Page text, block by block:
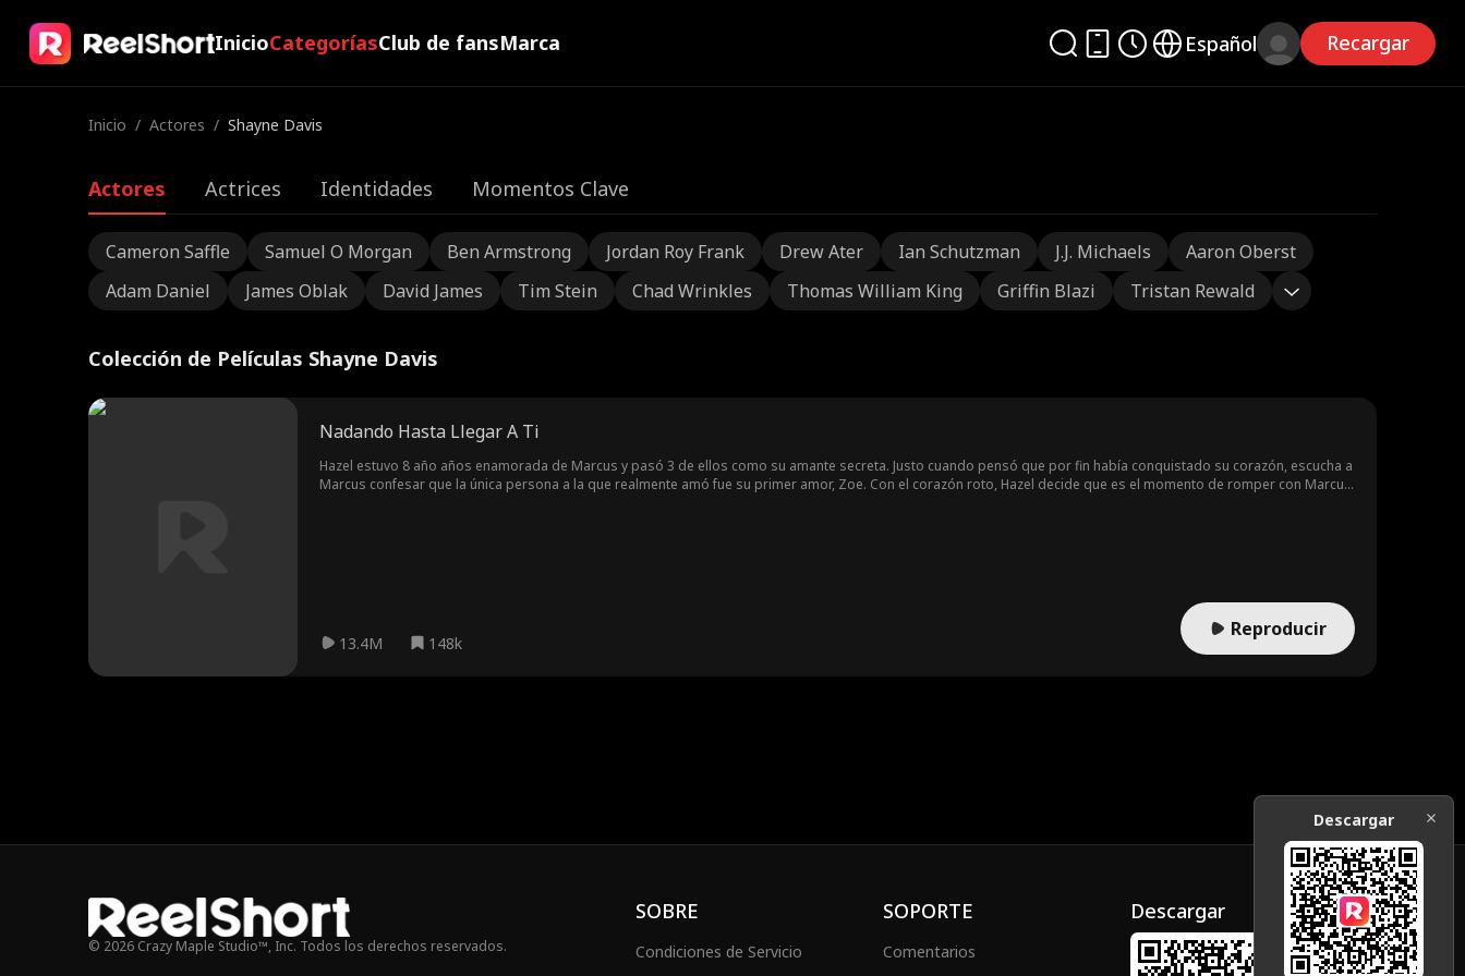
InicioCategoríasClub de fansMarca Español Recargar
Inicio / Actores / Shayne Davis
Actores Actrices Identidades Momentos Clave
Cameron Saffle Samuel O Morgan Ben Armstrong Jordan Roy Frank Drew Ater Ian Schutzman J.J. Michaels
Aaron Oberst
Adam Daniel
James Oblak David James Tim Stein Chad Wrinkles Thomas William King Griffin Blazi Tristan Rewald
Colección de Películas Shayne Davis
Nadando Hasta Llegar A Ti
Hazel estuvo 8 año años enamorada de Marcus y pasó 3 de ellos como su amante secreta. Justo cuando pensó que por fin había conquistado su corazón, escucha a
Marcus confesar que la única persona a la que realmente amó fue su primer amor, Zoe. Con el corazón roto, Hazel decide que es el momento de romper con Marcus
13.4M 148k
Reproducir
© 2026 Crazy Maple Studio™, Inc. Todos los derechos reservados.
SOBRE
Condiciones de Servicio
SOPORTE
Comentarios
Descargar
Descargar